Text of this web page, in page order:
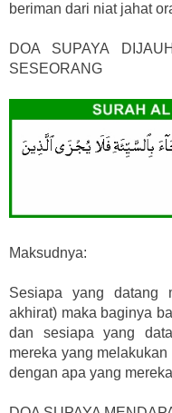
beriman dari niat jahat
DOA SUPAYA
SESEORANG
Maksudnya:
Sesiapa yang datang
akhirat) maka baginya
dan sesiapa yang
mereka yang
dengan apa yang